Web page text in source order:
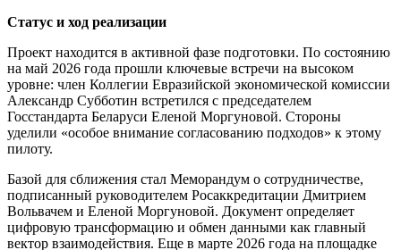
Статус и ход реализации
Проект находится в активной фазе подготовки. По состоянию
на май 2026 года прошли ключевые встречи на высоком
уровне: член Коллегии Евразийской экономической комиссии
Александр Субботин встретился с председателем
Госстандарта Беларуси Еленой Моргуновой. Стороны
уделили «особое внимание согласованию подходов» к этому
пилоту.
Базой для сближения стал Меморандум о сотрудничестве,
подписанный руководителем Росаккредитации Дмитрием
Вольвачем и Еленой Моргуновой. Документ определяет
цифровую трансформацию и обмен данными как главный
вектор взаимодействия. Еще в марте 2026 года на площадке